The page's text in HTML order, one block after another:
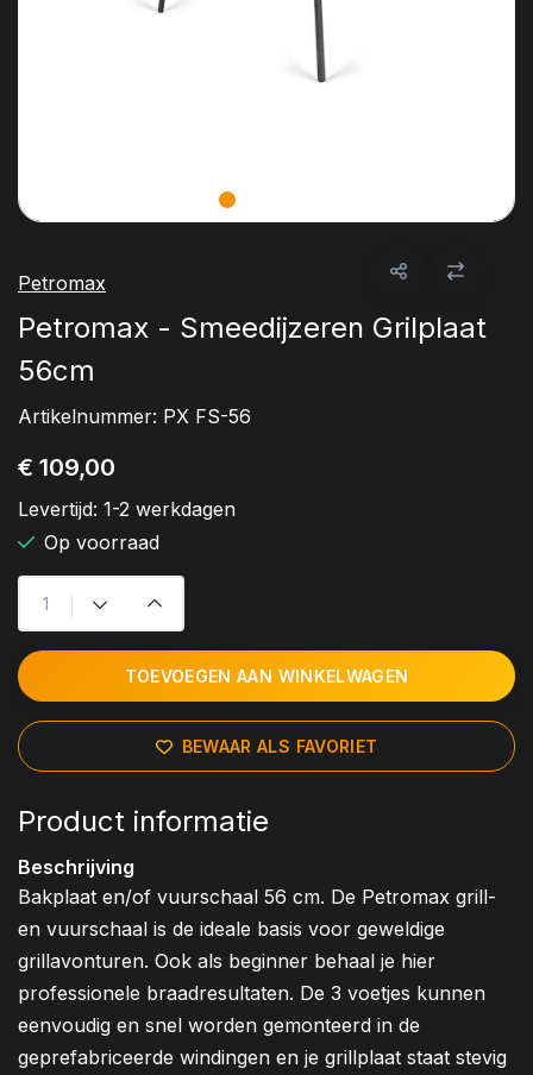
Petromax
Petromax - Smeedijzeren Grilplaat
56cm
Artikelnummer: PX FS-56
€ 109,00
Levertijd: 1-2 werkdagen
Op voorraad
TOEVOEGEN AAN WINKELWAGEN
BEWAAR ALS FAVORIET
Product informatie
Beschrijving
Bakplaat en/of vuurschaal 56 cm. De Petromax grill-
en vuurschaal is de ideale basis voor geweldige
grillavonturen. Ook als beginner behaal je hier
professionele braadresultaten. De 3 voetjes kunnen
eenvoudig en snel worden gemonteerd in de
geprefabriceerde windingen en je grillplaat staat stevig